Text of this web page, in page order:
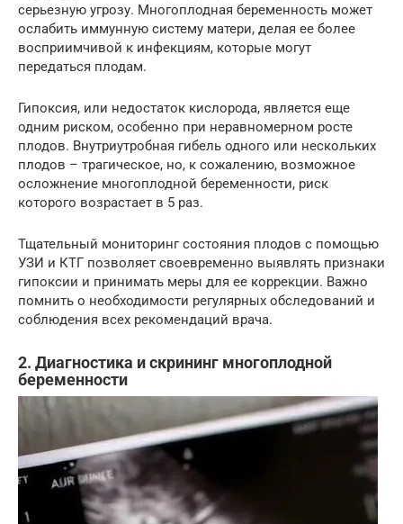
серьезную угрозу. Многоплодная беременность может
ослабить иммунную систему матери, делая ее более
восприимчивой к инфекциям, которые могут
передаться плодам.
Гипоксия, или недостаток кислорода, является еще
одним риском, особенно при неравномерном росте
плодов. Внутриутробная гибель одного или нескольких
плодов – трагическое, но, к сожалению, возможное
осложнение многоплодной беременности, риск
которого возрастает в 5 раз.
Тщательный мониторинг состояния плодов с помощью
УЗИ и КТГ позволяет своевременно выявлять признаки
гипоксии и принимать меры для ее коррекции. Важно
помнить о необходимости регулярных обследований и
соблюдения всех рекомендаций врача.
2. Диагностика и скрининг многоплодной
беременности